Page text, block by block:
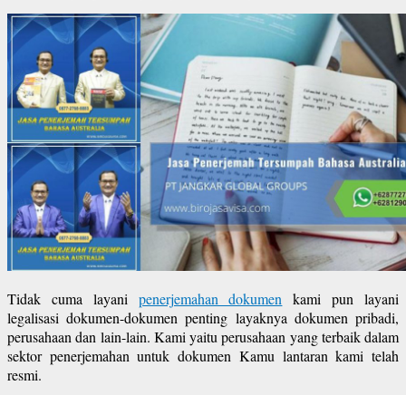
Tidak cuma layani penerjemahan dokumen kami pun layani
legalisasi dokumen-dokumen penting layaknya dokumen pribadi,
perusahaan dan lain-lain. Kami yaitu perusahaan yang terbaik dalam
sektor penerjemahan untuk dokumen Kamu lantaran kami telah
resmi.